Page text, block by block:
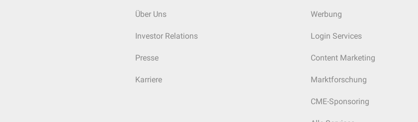
Über Uns
Investor Relations
Presse
Karriere
Werbung
Login Services
Content Marketing
Marktforschung
CME-Sponsoring